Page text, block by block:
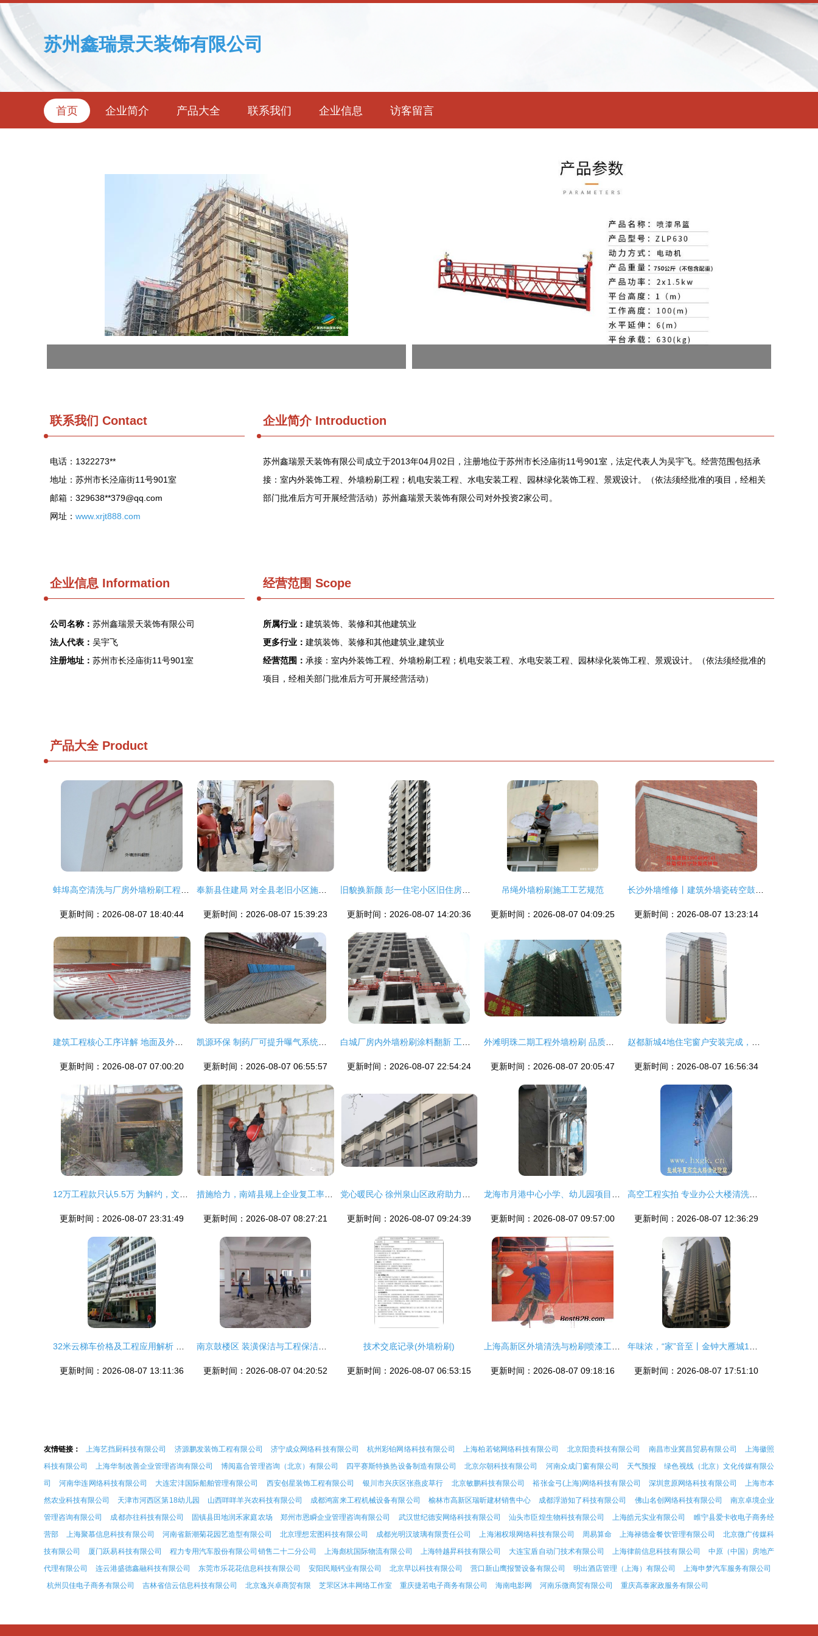
苏州鑫瑞景天装饰有限公司
首页 企业简介 产品大全 联系我们 企业信息 访客留言
联系我们 Contact
电话：1322273**
地址：苏州市长泾庙街11号901室
邮箱：329638**379@qq.com
网址： www.xrjt888.com
企业简介Introduction
苏州鑫瑞景天装饰有限公司成立于2013年04月02日，注册地位于苏州市长泾庙街11号901室，法定代表人为吴宇飞。经营范围包括承
接：室内外装饰工程、外墙粉刷工程；机电安装工程、水电安装工程、园林绿化装饰工程、景观设计。（依法须经批准的项目，经相关
部门批准后方可开展经营活动）苏州鑫瑞景天装饰有限公司对外投资2家公司。
企业信息 Information
公司名称： 苏州鑫瑞景天装饰有限公司
法人代表： 吴宇飞
注册地址： 苏州市长泾庙街11号901室
经营范围 Scope
所属行业： 建筑装饰、装修和其他建筑业
更多行业： 建筑装饰、装修和其他建筑业,建筑业
经营范围： 承接：室内外装饰工程、外墙粉刷工程；机电安装工程、水电安装工程、园林绿化装饰工程、景观设计。（依法须经批准的
项目，经相关部门批准后方可开展经营活动）
产品大全Product
更新时间：2026-08-07 18:40:44 更新时间：2026-08-07 15:39:23 更新时间：2026-08-07 14:20:36
吊绳外墙粉刷施工工艺规范
更新时间：2026-08-07 04:09:25 更新时间：2026-08-07 13:23:14
更新时间：2026-08-07 07:00:20 更新时间：2026-08-07 06:55:57 更新时间：2026-08-07 22:54:24 更新时间：2026-08-07 20:05:47 更新时间：2026-08-07 16:56:34
更新时间：2026-08-07 23:31:49 更新时间：2026-08-07 08:27:21 更新时间：2026-08-07 09:24:39 更新时间：2026-08-07 09:57:00 更新时间：2026-08-07 12:36:29
更新时间：2026-08-07 13:11:36 更新时间：2026-08-07 04:20:52
技术交底记录(外墙粉刷)
更新时间：2026-08-07 06:53:15 更新时间：2026-08-07 09:18:16 更新时间：2026-08-07 17:51:10
友情链接： 上海艺挡厨科技有限公司 济源鹏发装饰工程有限公司 济宁成众网络科技有限公司 杭州彩铂网络科技有限公司 上海柏若铭网络科技有限公司 北京阳贵科技有限公司 南昌市业冀昌贸易有限公司
上海徽照
科技有限公司
上海华制改善企业管理咨询有限公司 博阅嘉合管理咨询（北京）有限公司 四平赛斯特换热设备制造有限公司 北京尔朝科技有限公司 河南众成门窗有限公司 天气预报
绿色视线（北京）文化传媒有限公
司
河南华连网络科技有限公司 大连宏沣国际船舶管理有限公司 西安创星装饰工程有限公司 银川市兴庆区张燕皮草行 北京敏鹏科技有限公司 裕张金弓(上海)网络科技有限公司 深圳意原网络科技有限公司
上海市本
然农业科技有限公司
天津市河西区第18幼儿园 山西咩咩羊兴农科技有限公司 成都鸿富来工程机械设备有限公司 榆林市高新区瑞昕建材销售中心 成都浮游知了科技有限公司 佛山名创网络科技有限公司
南京卓境企业
管理咨询有限公司
成都亦往科技有限公司 固镇县田地润禾家庭农场 郑州市恩瞬企业管理咨询有限公司 武汉世纪德安网络科技有限公司 汕头市臣煌生物科技有限公司 上海皓元实业有限公司
睢宁县爱卡收电子商务经
营部
上海聚慕信息科技有限公司 河南省新潮菊花园艺造型有限公司 北京理想宏图科技有限公司 成都光明汉玻璃有限责任公司 上海湘权垠网络科技有限公司 周易算命 上海禄德金餐饮管理有限公司
北京微广传媒科
技有限公司
厦门跃易科技有限公司 程力专用汽车股份有限公司销售二十二分公司 上海彪杭国际物流有限公司 上海特越昇科技有限公司 大连宝盾自动门技术有限公司 上海律前信息科技有限公司
中原（中国）房地产
代理有限公司
连云港盛德鑫融科技有限公司 东莞市乐花花信息科技有限公司 安阳民顺钙业有限公司 北京早以科技有限公司 营口新山鹰报警设备有限公司 明出酒店管理（上海）有限公司
上海申梦汽车服务有限公司
杭州贝佳电子商务有限公司
吉林省信云信息科技有限公司 北京逸兴卓商贸有限 芝罘区沐丰网络工作室 重庆捷若电子商务有限公司 海南电影网 河南乐微商贸有限公司 重庆高泰家政服务有限公司